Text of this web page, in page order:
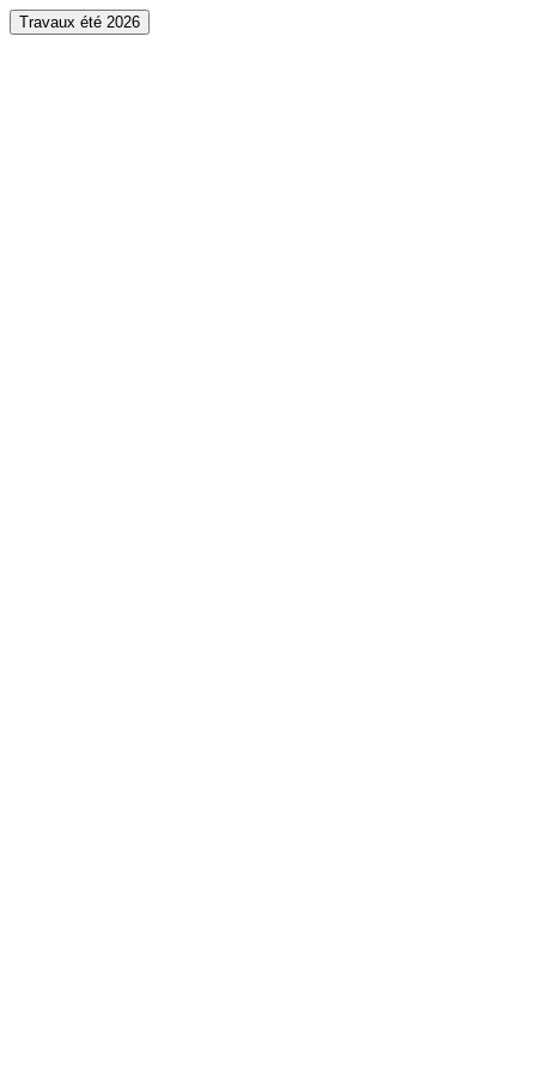
Travaux été 2026